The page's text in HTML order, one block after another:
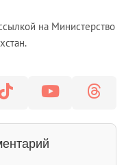
на Министерство